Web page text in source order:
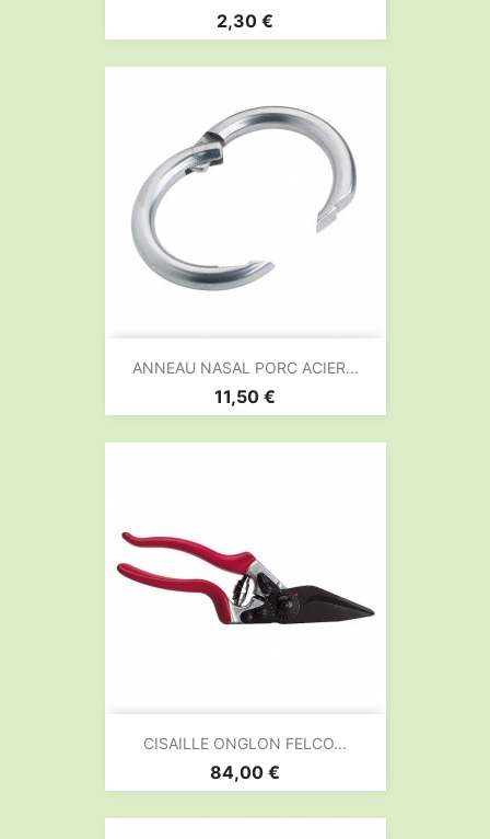
Prix
2,30 €
ANNEAU NASAL PORC ACIER...
Prix
11,50 €
CISAILLE ONGLON FELCO...
Prix
84,00 €